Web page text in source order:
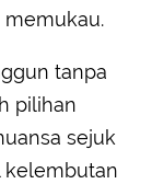
memukau.
tanpa
pilihan
sejuk
kelembutan